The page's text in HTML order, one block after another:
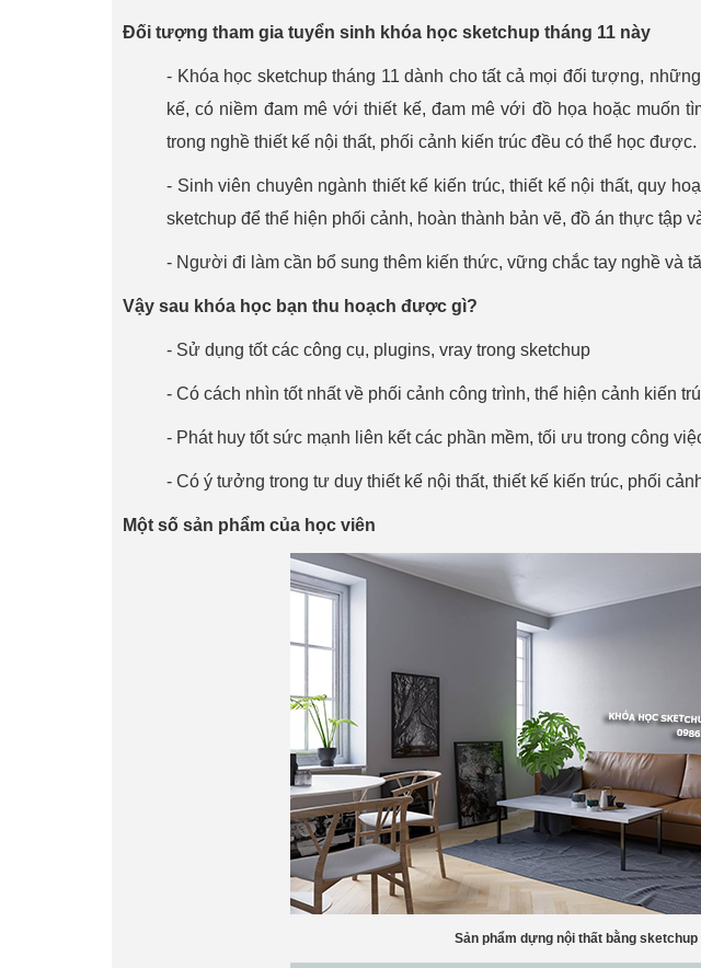
Đối tượng tham gia tuyển sinh khóa học sketchup tháng 11 này
- Khóa học sketchup tháng 11 dành cho tất cả mọi đối tượng,
kế, có niềm đam mê với thiết kế, đam mê với đồ họa hoặc muốn
trong nghề thiết kế nội thất, phối cảnh kiến trúc đều có thể học được.
- Sinh viên chuyên ngành thiết kế kiến trúc, thiết kế nội thất, quy
sketchup để thể hiện phối cảnh, hoàn thành bản vẽ, đồ án thực tập
- Người đi làm cần bổ sung thêm kiến thức, vững chắc tay nghề và
Vậy sau khóa học bạn thu hoạch được gì?
- Sử dụng tốt các công cụ, plugins, vray trong sketchup
- Có cách nhìn tốt nhất về phối cảnh công trình, thể hiện cảnh kiến
- Phát huy tốt sức mạnh liên kết các phần mềm, tối ưu trong công
- Có ý tưởng trong tư duy thiết kế nội thất, thiết kế kiến trúc, phối
Một số sản phẩm của học viên
Sản phẩm dựng nội thất bằng sketchup